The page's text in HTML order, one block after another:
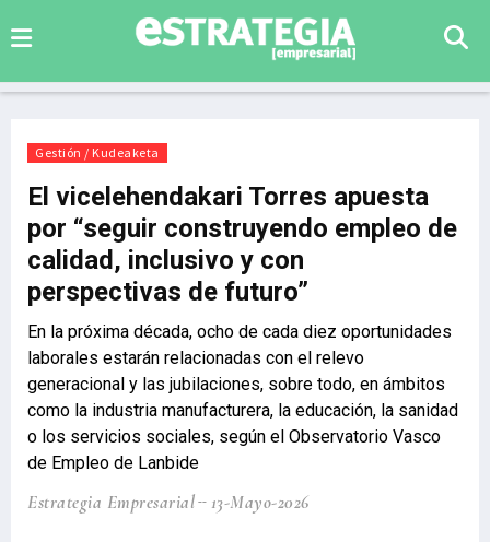
Gestión / Kudeaketa
El vicelehendakari Torres apuesta
por “seguir construyendo empleo de
calidad, inclusivo y con
perspectivas de futuro”
En la próxima década, ocho de cada diez oportunidades
laborales estarán relacionadas con el relevo
generacional y las jubilaciones, sobre todo, en ámbitos
como la industria manufacturera, la educación, la sanidad
o los servicios sociales, según el Observatorio Vasco
de Empleo de Lanbide
Estrategia Empresarial 13-Mayo-2026